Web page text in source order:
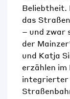
Beliebtheit.
das
– und zwar
der
und Katja
erzählen
integrierter